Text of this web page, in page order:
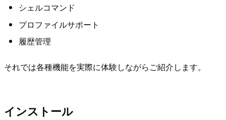
シェルコマンド
プロファイルサポート
履歴管理
それでは各種機能を実際に体験しながらご紹介します。
インストール